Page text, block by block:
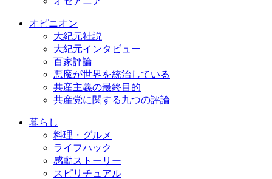
オピニオン
大紀元社説
大紀元インタビュー
百家評論
悪魔が世界を統治している
共産主義の最終目的
共産党に関する九つの評論
暮らし
料理・グルメ
ライフハック
感動ストーリー
スピリチュアル